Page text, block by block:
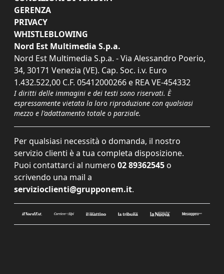
GERENZA
PRIVACY
WHISTLEBLOWING
Nord Est Multimedia S.p.a.
Nord Est Multimedia S.p.a. - Via Alessandro Poerio,
34, 30171 Venezia (VE). Cap. Soc. i.v. Euro
1.432.522,00 C.F. 05412000266 e REA VE-454332
I diritti delle immagini e dei testi sono riservati. È
espressamente vietata la loro riproduzione con qualsiasi
mezzo e l'adattamento totale o parziale.
Per qualsiasi necessità o domanda, il nostro
servizio clienti è a tua completa disposizione.
Puoi contattarci al numero 02 89362545 o
scrivendo una mail a
servizioclienti@grupponem.it.